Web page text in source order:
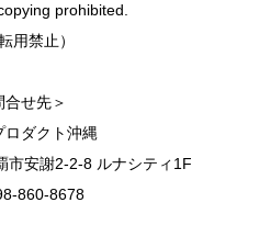
prohibited.
用禁止）
合せ先＞
ロダクト沖縄
安謝2-2-8 ルナシティ1F
860-8678